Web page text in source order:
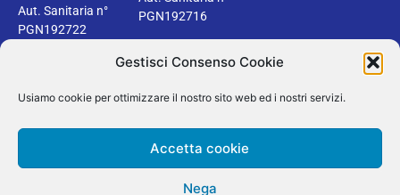
Gestisci Consenso Cookie
Usiamo cookie per ottimizzare il nostro sito web ed i nostri servizi.
Accetta cookie
Nega
Aut. Sanitaria n°
PGN192722
PGN192716
2024 © Dentisti Vignato | Tutti i diritti riservati | Design by Areaseb